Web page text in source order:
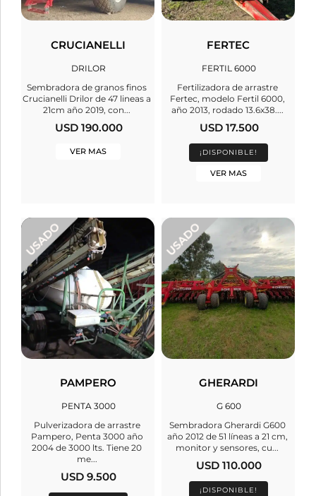
CRUCIANELLI
DRILOR
Sembradora de granos finos
Crucianelli Drilor de 47 lineas a
21cm año 2019, con...
USD 190.000
VER MAS
FERTEC
FERTIL 6000
Fertilizadora de arrastre
Fertec, modelo Fertil 6000,
año 2013, rodado 13.6x38....
USD 17.500
¡DISPONIBLE!
VER MAS
PAMPERO
PENTA 3000
Pulverizadora de arrastre
Pampero, Penta 3000 año
2004 de 3000 lts. Tiene 20
me...
USD 9.500
GHERARDI
G 600
Sembradora Gherardi G600
año 2012 de 51 líneas a 21 cm,
monitor y sensores, cu...
USD 110.000
¡DISPONIBLE!